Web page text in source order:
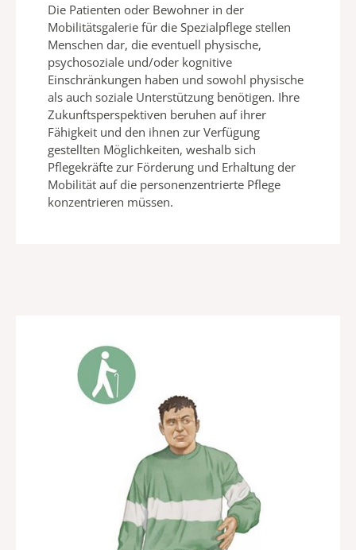
Die Patienten oder Bewohner in der
Mobilitätsgalerie für die Spezialpflege stellen
Menschen dar, die eventuell physische,
psychosoziale und/oder kognitive
Einschränkungen haben und sowohl physische
als auch soziale Unterstützung benötigen. Ihre
Zukunftsperspektiven beruhen auf ihrer
Fähigkeit und den ihnen zur Verfügung
gestellten Möglichkeiten, weshalb sich
Pflegekräfte zur Förderung und Erhaltung der
Mobilität auf die personenzentrierte Pflege
konzentrieren müssen.